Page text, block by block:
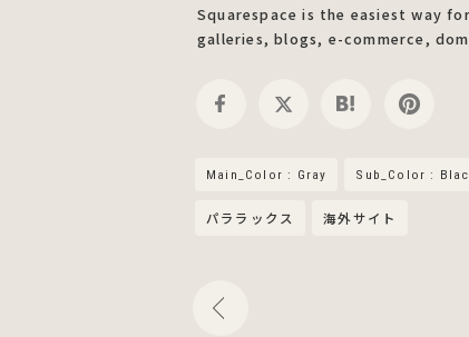
Squarespace is the easiest way
galleries, blogs, e-commerce,
Main_Color : Gray Sub_Color :
パララックス 海外サイト